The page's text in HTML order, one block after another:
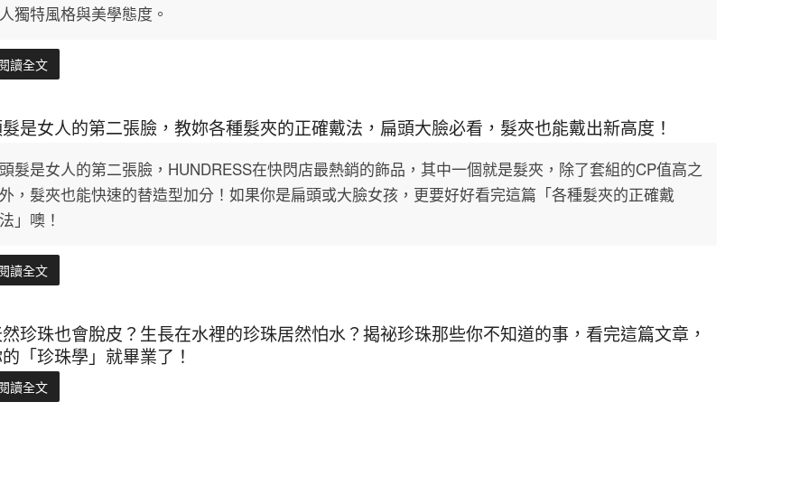
人獨特風格與美學態度。
讀全文
是女人的第二張臉，教妳各種髮夾的正確戴法，扁頭大臉必看，髮夾也能戴出新高度！
頭髮是女人的第二張臉，HUNDRESS在快閃店最熱銷的飾品，其中一個就是髮夾，除了套組的CP值高之
外，髮夾也能快速的替造型加分！如果你是扁頭或大臉女孩，更要好好看完這篇「各種髮夾的正確戴
法」噢！
讀全文
珍珠也會脫皮？生長在水裡的珍珠居然怕水？揭祕珍珠那些你不知道的事，看完這篇文章，
「珍珠學」就畢業了！
讀全文